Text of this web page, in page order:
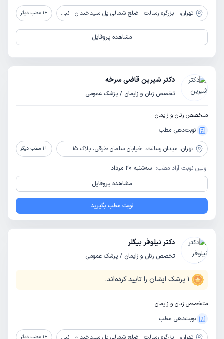
تهران، - بزرگره رسالت - ضلع شمالی پل سیدخندان - نبش خیابان ابوذر غفاری - بیمارستان رسالت تهران +
1 مطب دیگر
مشاهده پروفایل
دکتر شیرین قاضی سرخه
تخصص زنان و زایمان / پزشک عمومی
متخصص زنان و زایمان
نوبت‌دهی مطب
تهران، میدان رسالت، خیابان سلمان طرقی، پلاک 15 +
1 مطب دیگر
اولین نوبت آزاد مطب: سه‌شنبه 20 مرداد
مشاهده پروفایل
نوبت مطب بگیرید
دکتر نیلوفر بیگلر
تخصص زنان و زایمان / پزشک عمومی
1 پزشک ایشان را تایید کرده‌اند.
متخصص زنان و زایمان
نوبت‌دهی مطب
+
1 مطب دیگر